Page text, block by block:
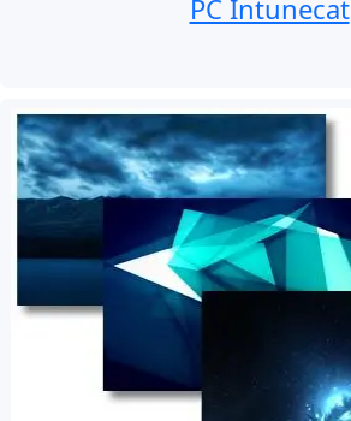
PC Întunecat